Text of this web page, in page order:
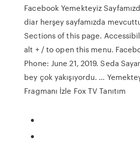
Facebook Yemekteyiz
diar herşey sayfamızda
Sections of this page.
alt + / to open this menu.
Phone: June 21, 2019. Seda
bey çok yakışıyordu. …
Fragmanı İzle Fox TV Tanıtım